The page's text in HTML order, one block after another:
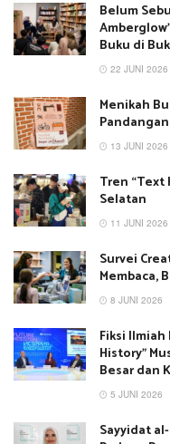
Belum
Buku di
22 JUNI 2026
Menikah
13 JUNI 2026
Tren “Text
Selatan
11 JUNI 2026
Survei
Membaca,
8 JUNI 2026
Fiksi
History”
Besar dan
5 JUNI 2026
Sayyidat